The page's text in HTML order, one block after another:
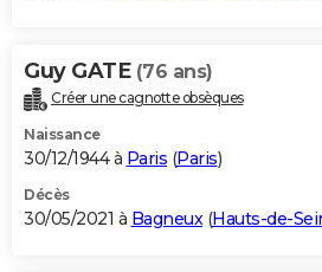
Guy GATE (76 ans)
Créer une cagnotte obsèques
Naissance
30/12/1944 à Paris (Paris)
Décès
30/05/2021 à Bagneux(Hauts-de-